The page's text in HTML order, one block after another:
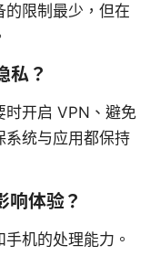
的限制最少，但在
私？
时开启 VPN、避免
系统与应用都保持
响体验？
机的处理能力。